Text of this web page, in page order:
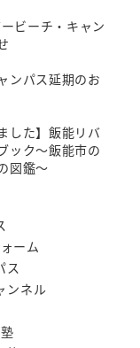
ビーチ・キャン
ンパス延期のお
した】飯能リバ
ック～飯能市の
図鑑～